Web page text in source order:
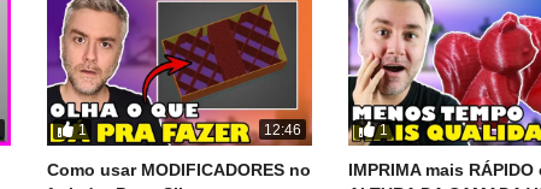
1 12:46
Como usar MODIFICADORES no
1
IMPRIMA mais RÁPIDO